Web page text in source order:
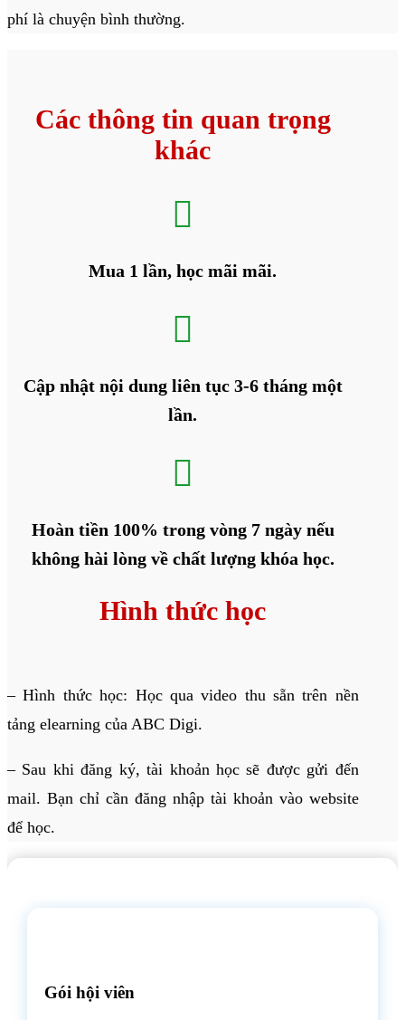
phí là chuyện bình thường.
Các thông tin quan trọng
khác

Mua 1 lần, học mãi mãi.

Cập nhật nội dung liên tục 3-6 tháng một
lần.

Hoàn tiền 100% trong vòng 7 ngày nếu
không hài lòng về chất lượng khóa học.
Hình thức học
– Hình thức học: Học qua video thu sẵn trên nền
tảng elearning của ABC Digi.
– Sau khi đăng ký, tài khoản học sẽ được gửi đến
mail. Bạn chỉ cần đăng nhập tài khoản vào website
để học.
Gói hội viên